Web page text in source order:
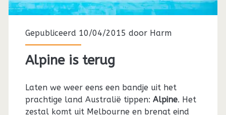
Gepubliceerd 10/04/2015 door Harm
Alpine is terug
Laten we weer eens een bandje uit het
prachtige land Australië tippen: Alpine. Het
zestal komt uit Melbourne en brengt eind